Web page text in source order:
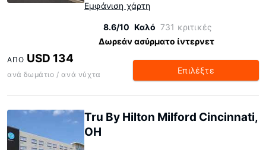
Εμφάνιση χάρτη
8.6/10 Καλό 731 κριτικές
Δωρεάν ασύρματο ίντερνετ
ΑΠΌ USD 134
ανά δωμάτιο / ανά νύχτα Επιλέξτε
Tru By Hilton Milford Cincinnati,
OH